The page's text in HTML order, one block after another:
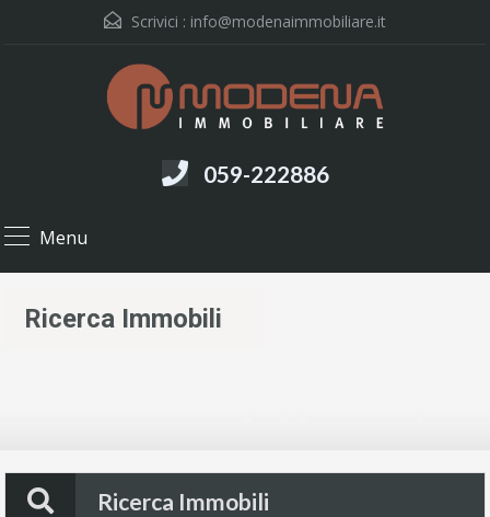
Scrivici : info@modenaimmobiliare.it
059-222886
Menu
Ricerca Immobili
Ricerca Immobili